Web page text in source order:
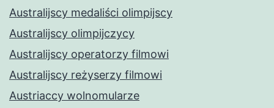
Australijscy medaliści olimpijscy
Australijscy olimpijczycy
Australijscy operatorzy filmowi
Australijscy reżyserzy filmowi
Austriaccy wolnomularze